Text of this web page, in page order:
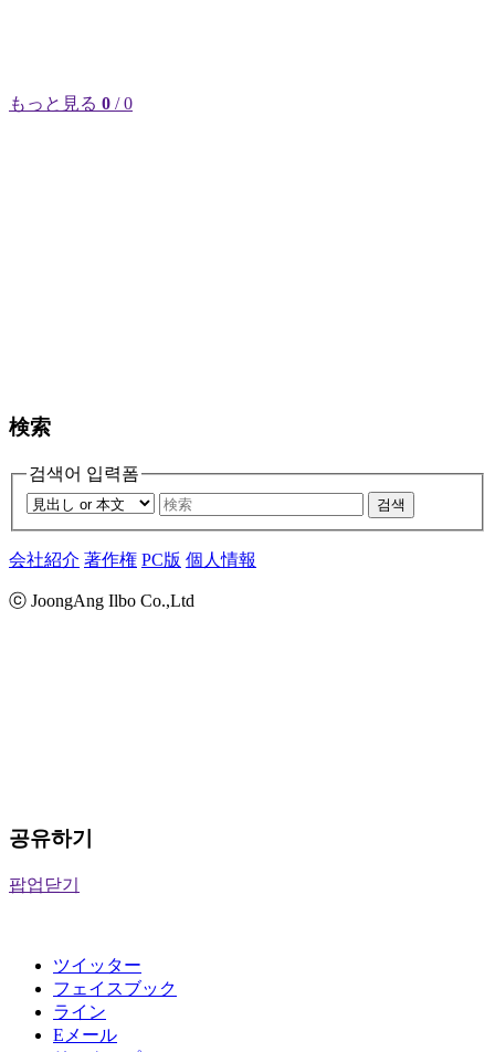
もっと見る 0 / 0
検索
검색어 입력폼
검색
会社紹介 著作権 PC版 個人情報
ⓒ JoongAng Ilbo Co.,Ltd
공유하기
팝업닫기
ツイッター
フェイスブック
ライン
Eメール